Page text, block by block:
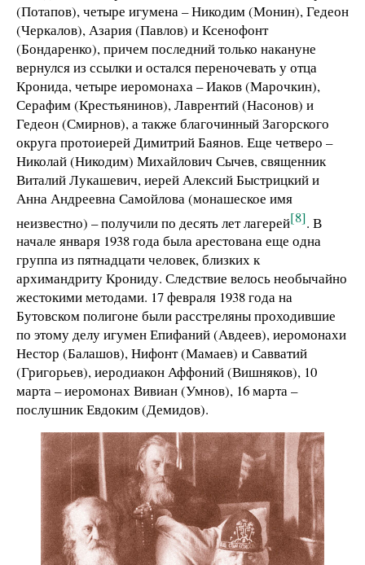
(Потапов), четыре игумена – Никодим (Монин), Гедеон
(Черкалов), Азария (Павлов) и Ксенофонт
(Бондаренко), причем последний только накануне
вернулся из ссылки и остался переночевать у отца
Кронида, четыре иеромонаха – Иаков (Марочкин),
Серафим (Крестьянинов), Лаврентий (Насонов) и
Гедеон (Смирнов), а также благочинный Загорского
округа протоиерей Димитрий Баянов. Еще четверо –
Николай (Никодим) Михайлович Сычев, священник
Виталий Лукашевич, иерей Алексий Быстрицкий и
Анна Андреевна Самойлова (монашеское имя
неизвестно) – получили по десять лет лагерей[8]. В
начале января 1938 года была арестована еще одна
группа из пятнадцати человек, близких к
архимандриту Крониду. Следствие велось необычайно
жестокими методами. 17 февраля 1938 года на
Бутовском полигоне были расстреляны проходившие
по этому делу игумен Епифаний (Авдеев), иеромонахи
Нестор (Балашов), Нифонт (Мамаев) и Савватий
(Григорьев), иеродиакон Аффоний (Вишняков), 10
марта – иеромонах Вивиан (Умнов), 16 марта –
послушник Евдоким (Демидов).